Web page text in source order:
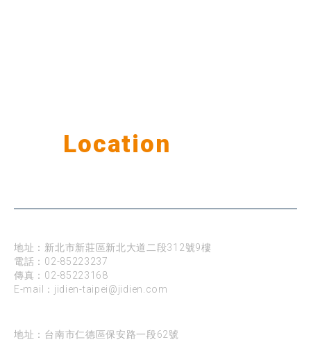
Location
地址：新北市新莊區新北大道二段312號9樓
電話： 02-85223237
傳真：02-85223168
E-mail： jidien-taipei@jidien.com
地址：台南市仁德區保安路一段62號